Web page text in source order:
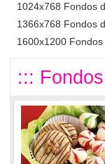
1024x768 Fondos
1366x768 Fondos
1600x1200
:::